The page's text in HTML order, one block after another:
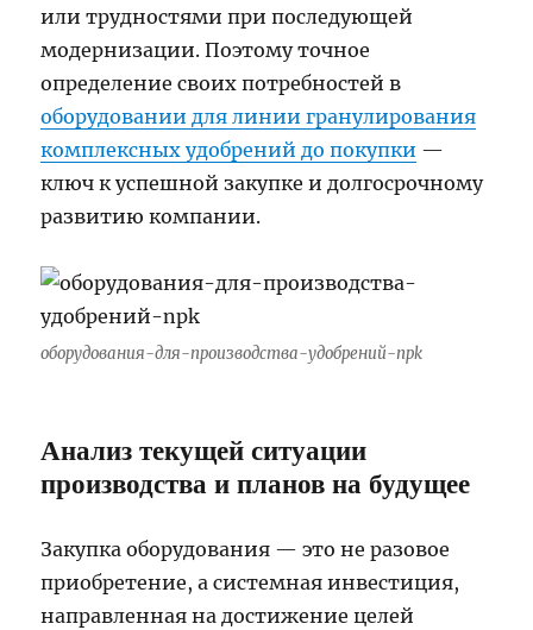
или трудностями при последующей
модернизации. Поэтому точное
определение своих потребностей в
оборудовании для линии гранулирования
комплексных удобрений до покупки —
ключ к успешной закупке и долгосрочному
развитию компании.
оборудования-для-производства-удобрений-npk
Анализ текущей ситуации
производства и планов на будущее
Закупка оборудования — это не разовое
приобретение, а системная инвестиция,
направленная на достижение целей